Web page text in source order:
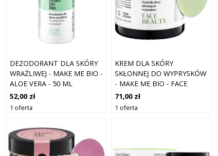
DEZODORANT DLA SKÓRY
WRAŻLIWEJ - MAKE ME BIO -
ALOE VERA - 50 ML
52,00 zł
1 oferta
KREM DLA SKÓRY
SKŁONNEJ DO WYPRYSKÓW
- MAKE ME BIO - FACE
BEAUTY - 60 ML
71,00 zł
1 oferta